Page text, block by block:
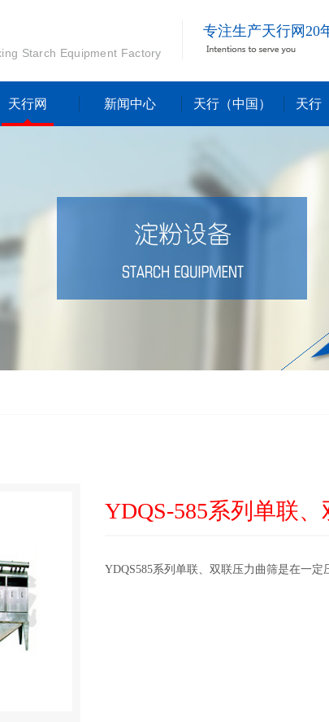
Starch Equipment Factory
专注生产天行网20
天行网 新闻中心 天行（中国） 天行
YDQS-585系列单联
YDQS585系列单联、双联压力曲筛是在一